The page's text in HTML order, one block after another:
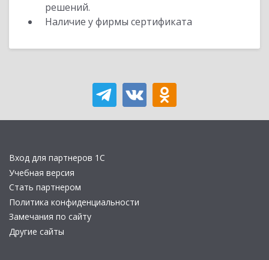
решений.
Наличие у фирмы сертификата
Вход для партнеров 1С
Учебная версия
Стать партнером
Политика конфиденциальности
Замечания по сайту
Другие сайты